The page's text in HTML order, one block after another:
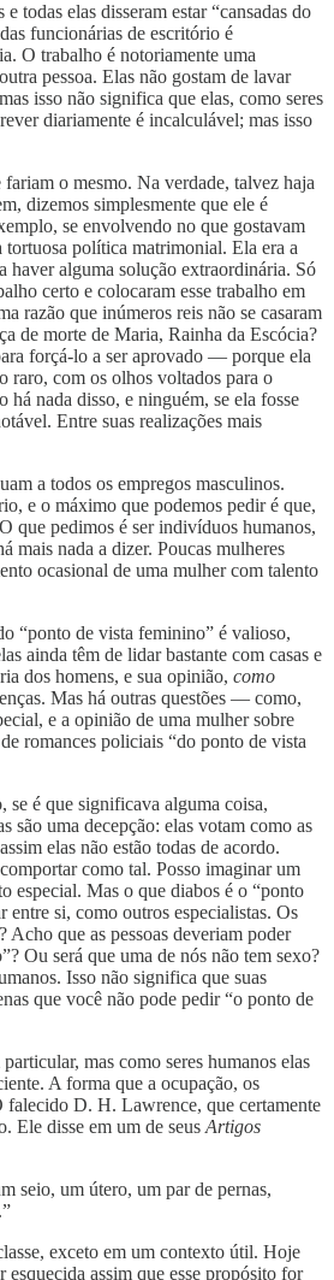
elas disseram estar “cansadas do
funcionárias de escritório é
O trabalho é notoriamente uma
pessoa. Elas não gostam de lavar
isso não significa que elas, como seres
diariamente é incalculável; mas isso
o mesmo. Na verdade, talvez haja
dizemos simplesmente que ele é
se envolvendo no que gostavam
tortuosa política matrimonial. Ela era a
haver alguma solução extraordinária. Só
certo e colocaram esse trabalho em
razão que inúmeros reis não se casaram
de morte de Maria, Rainha da Escócia?
forçá-lo a ser aprovado — porque ela
raro, com os olhos voltados para o
nada disso, e ninguém, se ela fosse
Entre suas realizações mais
a todos os empregos masculinos.
e o máximo que podemos pedir é que,
que pedimos é ser indivíduos humanos,
mais nada a dizer. Poucas mulheres
ocasional de uma mulher com talento
“ponto de vista feminino” é valioso,
ainda têm de lidar bastante com casas e
dos homens, e sua opinião, como
Mas há outras questões — como,
e a opinião de uma mulher sobre
romances policiais “do ponto de vista
se é que significava alguma coisa,
são uma decepção: elas votam como as
elas não estão todas de acordo.
como tal. Posso imaginar um
especial. Mas o que diabos é o “ponto
si, como outros especialistas. Os
Acho que as pessoas deveriam poder
Ou será que uma de nós não tem sexo?
Isso não significa que suas
que você não pode pedir “o ponto de
mas como seres humanos elas
A forma que a ocupação, os
falecido D. H. Lawrence, que certamente
Ele disse em um de seus Artigos
seio, um útero, um par de pernas,
exceto em um contexto útil. Hoje
assim que esse propósito for